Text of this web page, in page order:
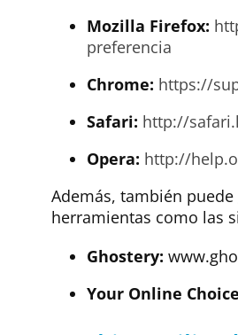
Mozilla Firefox:
preferencia
Chrome: https://
Safari: http://
Opera: http://
Además, también
herramientas como las
Ghostery:
Your Online